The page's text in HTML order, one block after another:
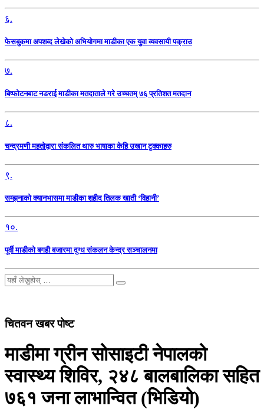
६.
फेसबुकमा अपशव्द लेखेको अभियोगमा माडीका एक युवा व्यवसायी पक्राउ
७.
बिष्फोटनबाट नडराई माडीका मतदाताले गरे उच्चतम् ७६ प्रतिशत मतदान
८.
चन्द्रमणी महतोद्वारा संकलित थारु भाषाका केहि उखान टुक्काहरु
९.
सम्झनाको क्यानभासमा माडीका शहीद तिलक खाती ‘विहानी’
१०.
पूर्वी माडीको बगही बजारमा दुग्ध संकलन केन्द्र सञ्चालनमा
चितवन खबर पोष्ट
माडीमा ग्रीन सोसाइटी नेपालको
स्वास्थ्य शिविर, २४८ बालबालिका सहित
७६१ जना लाभान्वित (भिडियो)